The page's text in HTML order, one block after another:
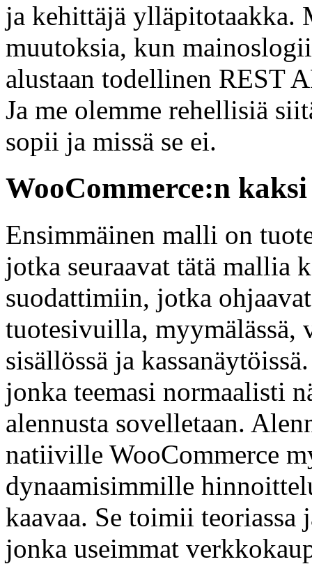
ja kehittäjä ylläpitotaakka.
muutoksia, kun
alustaan todellinen REST
Ja me olemme rehellisiä
sopii ja missä se ei.
WooCommerce:n
Ensimmäinen malli on
jotka seuraavat tätä mallia
suodattimiin, jotka
tuotesivuilla, myymälässä,
sisällössä ja
jonka teemasi normaalisti
alennusta sovelletaan.
natiiville WooCommerce
dynaamisimmille
kaavaa. Se toimii teoriassa
jonka useimmat